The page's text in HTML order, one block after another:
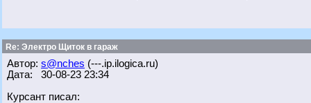
Re: Электро Щиток в гараж
Автор: s@nches (---.ip.ilogica.ru)
Дата: 30-08-23 23:34
Курсант писал: